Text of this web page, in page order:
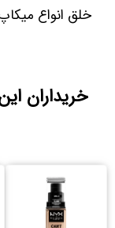
خلق انواع
خریداران